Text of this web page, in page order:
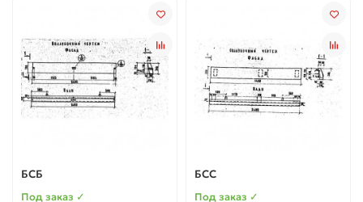
БСБ
Под заказ ✓
БСС
Под заказ ✓